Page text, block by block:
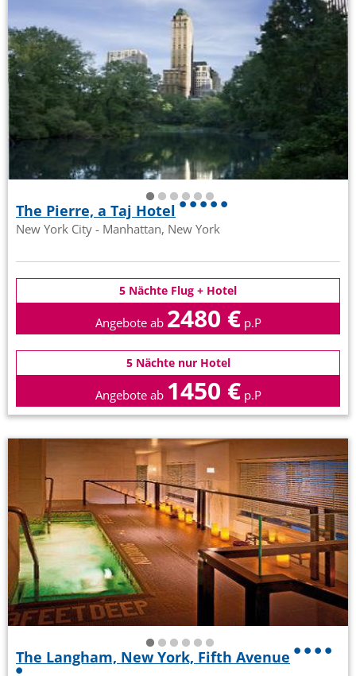
The Pierre, a Taj Hotel
New York City - Manhattan, New York
5 Nächte Flug + Hotel
Angebote ab 2480 € p.P
5 Nächte nur Hotel
Angebote ab 1450 € p.P
The Langham, New York, Fifth Avenue